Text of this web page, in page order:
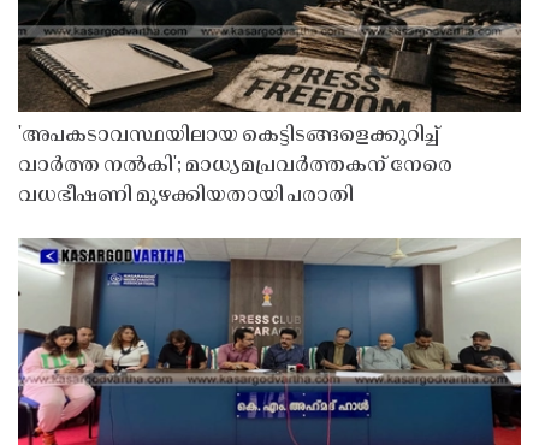
'അപകടാവസ്ഥയിലായ കെട്ടിടങ്ങളെക്കുറിച്ച്
വാർത്ത നൽകി'; മാധ്യമപ്രവർത്തകന് നേരെ
വധഭീഷണി മുഴക്കിയതായി പരാതി